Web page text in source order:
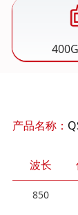
产品名称：
波长
850